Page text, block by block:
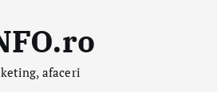
afaceri